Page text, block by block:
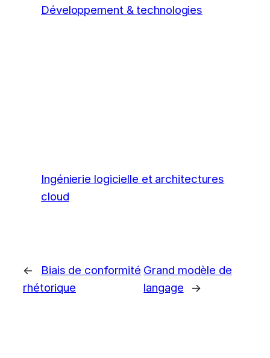
Développement & technologies
Ingénierie logicielle et architectures
cloud
←
Biais de conformité
rhétorique
Grand modèle de
langage
→